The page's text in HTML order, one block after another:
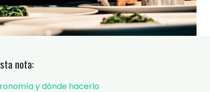
nota:
y dónde hacerlo